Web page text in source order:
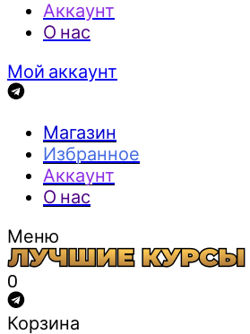
Аккаунт
О нас
Мой аккаунт
Магазин
Избранное
Аккаунт
О нас
Меню
0
Корзина